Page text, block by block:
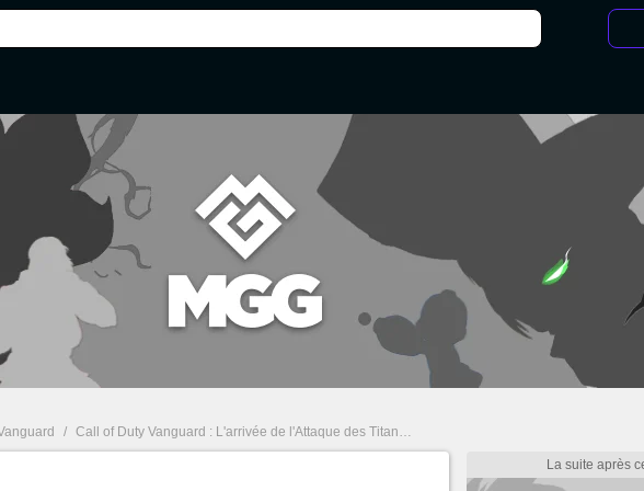
/ Call of Duty Vanguard : L'arrivée de l'Attaque des Titans se précise